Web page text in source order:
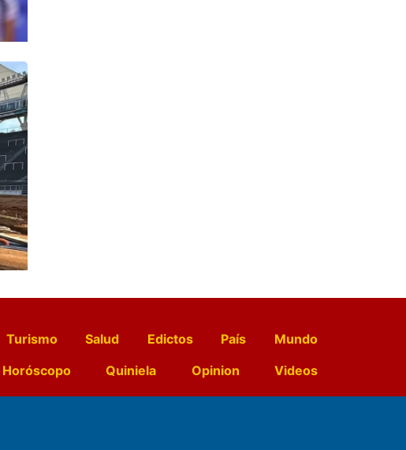
Turismo Salud Edictos País
Mundo
Horóscopo Quiniela Opinion
Videos